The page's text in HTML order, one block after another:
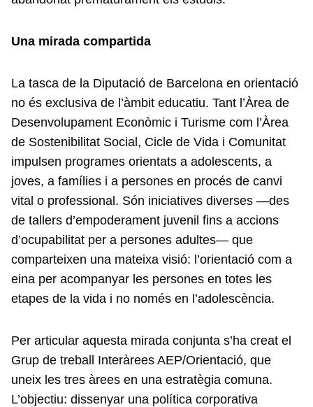
Una mirada compartida
La tasca de la Diputació de Barcelona en orientació
no és exclusiva de l’àmbit educatiu. Tant l’Àrea de
Desenvolupament Econòmic i Turisme com l’Àrea
de Sostenibilitat Social, Cicle de Vida i Comunitat
impulsen programes orientats a adolescents, a
joves, a famílies i a persones en procés de canvi
vital o professional. Són iniciatives diverses —des
de tallers d’empoderament juvenil fins a accions
d’ocupabilitat per a persones adultes— que
comparteixen una mateixa visió: l’orientació com a
eina per acompanyar les persones en totes les
etapes de la vida i no només en l’adolescència.
Per articular aquesta mirada conjunta s’ha creat el
Grup de treball Interàrees AEP/Orientació, que
uneix les tres àrees en una estratègia comuna.
L’objectiu: dissenyar una política corporativa